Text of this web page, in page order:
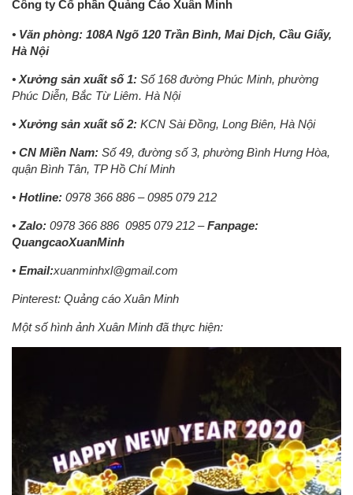
Công ty Cổ phần Quảng Cáo Xuân Minh
• Văn phòng: 108A Ngõ 120 Trần Bình, Mai Dịch, Cầu Giấy,
Hà Nội
• Xưởng sản xuất số 1: Số 168 đường Phúc Minh, phường
Phúc Diễn, Bắc Từ Liêm. Hà Nội
• Xưởng sản xuất số 2: KCN Sài Đồng, Long Biên, Hà Nội
• CN Miền Nam: Số 49, đường số 3, phường Bình Hưng Hòa,
quận Bình Tân, TP Hồ Chí Minh
• Hotline: 0978 366 886 – 0985 079 212
• Zalo: 0978 366 886 0985 079 212 –Fanpage:
QuangcaoXuanMinh
• Email:xuanminhxl@gmail.com
Pinterest: Quảng cáo Xuân Minh
Một số hình ảnh Xuân Minh đã thực hiện: